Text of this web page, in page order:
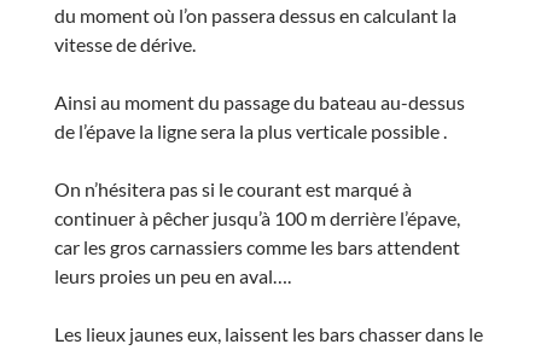
du moment où l’on passera dessus en calculant la
vitesse de dérive.
Ainsi au moment du passage du bateau au-dessus
de l’épave la ligne sera la plus verticale possible .
On n’hésitera pas si le courant est marqué à
continuer à pêcher jusqu’à 100 m derrière l’épave,
car les gros carnassiers comme les bars attendent
leurs proies un peu en aval….
Les lieux jaunes eux, laissent les bars chasser dans le